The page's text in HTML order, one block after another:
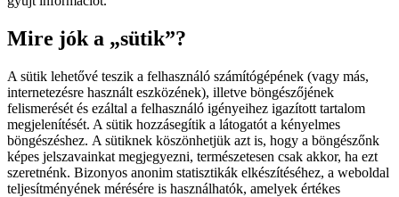
Mire jók a „sütik”?
A sütik lehetővé teszik a felhasználó számítógépének (vagy más,
internetezésre használt eszközének), illetve böngészőjének
felismerését és ezáltal a felhasználó igényeihez igazított tartalom
megjelenítését. A sütik hozzásegítik a látogatót a kényelmes
böngészéshez. A sütiknek köszönhetjük azt is, hogy a böngészőnk
képes jelszavainkat megjegyezni, természetesen csak akkor, ha ezt
szeretnénk. Bizonyos anonim statisztikák elkészítéséhez, a weboldal
teljesítményének mérésére is használhatók, amelyek értékes